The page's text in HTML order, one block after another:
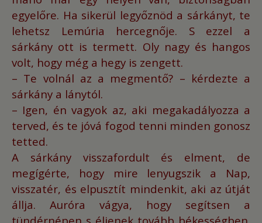
egyelőre. Ha sikerül legyőznöd a sárkányt, te
lehetsz Lemúria hercegnője. S ezzel a
sárkány ott is termett. Oly nagy és hangos
volt, hogy még a hegy is zengett.
– Te volnál az a megmentő? – kérdezte a
sárkány a lánytól.
– Igen, én vagyok az, aki megakadályozza a
terved, és te jóvá fogod tenni minden gonosz
tetted.
A sárkány visszafordult és elment, de
megígérte, hogy mire lenyugszik a Nap,
visszatér, és elpusztít mindenkit, aki az útját
állja. Auróra vágya, hogy segítsen a